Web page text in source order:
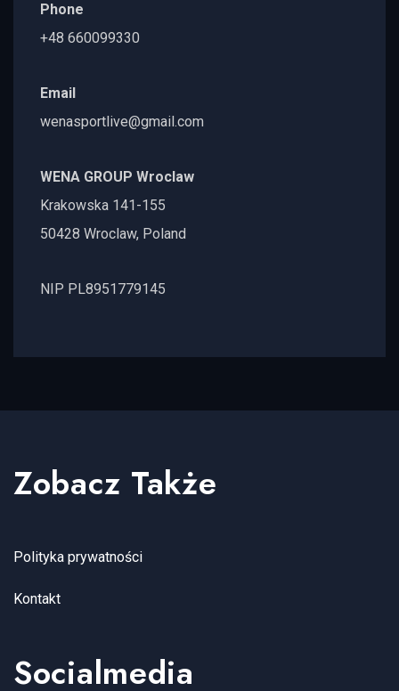
Phone
+48 660099330
Email
wenasportlive@gmail.com
WENA GROUP Wroclaw
Krakowska 141-155
50428 Wroclaw, Poland
NIP PL8951779145
Zobacz Także
Polityka prywatności
Kontakt
Socialmedia